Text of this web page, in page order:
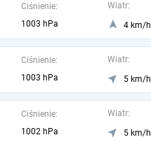
Ciśnienie:
1003 hPa
Wiatr:
4 km/h
Ciśnienie:
1003 hPa
Wiatr:
5 km/h
Ciśnienie:
1002 hPa
Wiatr:
5 km/h